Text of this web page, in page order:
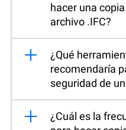
hacer una
archivo .IFC?
¿Qué
recomendaría
seguridad de
¿Cuál es la